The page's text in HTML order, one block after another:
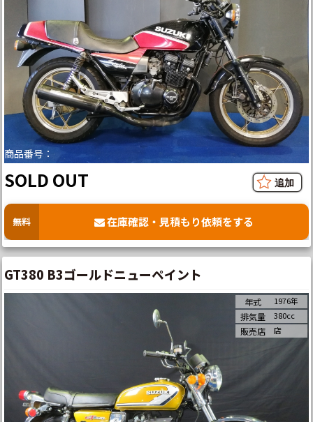
商品番号：
SOLD OUT
無料 在庫確認・見積もり依頼をする
GT380 B3ゴールドニューペイント
年式 1976年
排気量 380cc
販売店 店